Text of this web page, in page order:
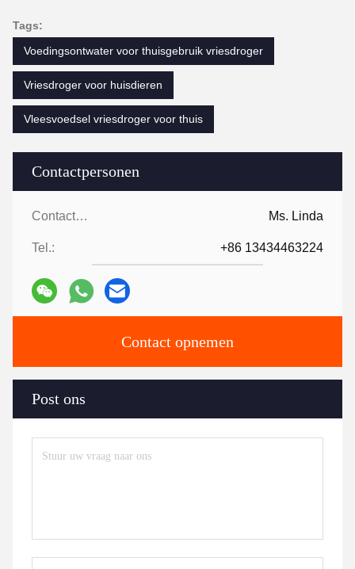
Contactpersonen
Contactpersonen: Ms. Linda
Tel.: +86 13434463224
Contact opnemen
Post ons
Tags:
Voedingsontwater voor thuisgebruik vriesdroger
Vriesdroger voor huisdieren
Vleesvoedsel vriesdroger voor thuis